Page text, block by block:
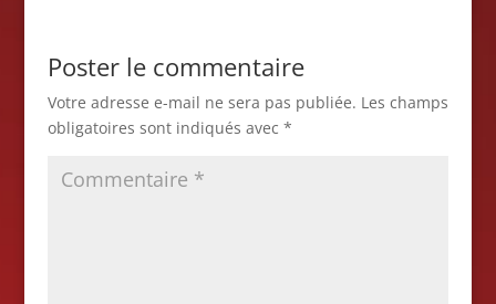
Poster le commentaire
Votre adresse e-mail ne sera pas publiée. Les champs
obligatoires sont indiqués avec *